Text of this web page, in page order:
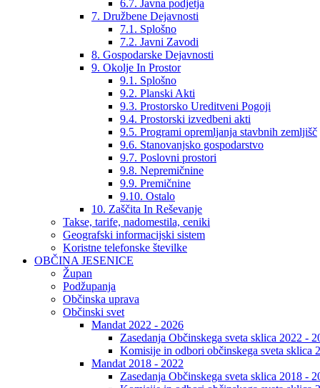
6.7. Javna podjetja
7. Družbene Dejavnosti
7.1. Splošno
7.2. Javni Zavodi
8. Gospodarske Dejavnosti
9. Okolje In Prostor
9.1. Splošno
9.2. Planski Akti
9.3. Prostorsko Ureditveni Pogoji
9.4. Prostorski izvedbeni akti
9.5. Programi opremljanja stavbnih zemljišč
9.6. Stanovanjsko gospodarstvo
9.7. Poslovni prostori
9.8. Nepremičnine
9.9. Premičnine
9.10. Ostalo
10. Zaščita In Reševanje
Takse, tarife, nadomestila, ceniki
Geografski informacijski sistem
Koristne telefonske številke
OBČINA JESENICE
Župan
Podžupanja
Občinska uprava
Občinski svet
Mandat 2022 - 2026
Zasedanja Občinskega sveta sklica 2022 -
Komisije in odbori občinskega sveta sklica
Mandat 2018 - 2022
Zasedanja Občinskega sveta sklica 2018 -